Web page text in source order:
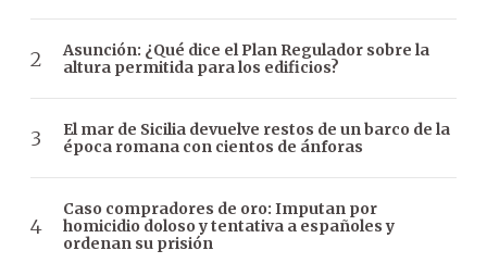
Asunción: ¿Qué dice el Plan Regulador sobre la
altura permitida para los edificios?
El mar de Sicilia devuelve restos de un barco de la
época romana con cientos de ánforas
Caso compradores de oro: Imputan por
homicidio doloso y tentativa a españoles y
ordenan su prisión